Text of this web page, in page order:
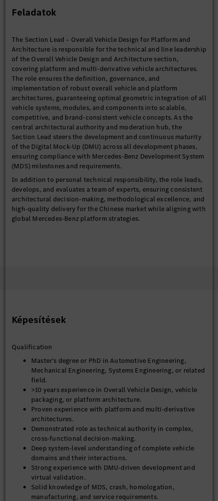
Feladatok
The Section Lead – Overall Vehicle Design for Platform and
Architecture is responsible for the technical and line leadership
of the Overall Vehicle Design and Architecture section,
covering platform and multi-derivative vehicle architectures.
The role ensures the definition, governance, and
implementation of robust overall vehicle and platform
architectures, guaranteeing optimal geometric integration of all
vehicle systems, modules, and components into scalable,
competitive, and brand-consistent vehicle concepts. As the
central architectural authority and moderation hub, the
Section Lead steers the development and continuous maturity
of the Digital Mock-Up (DMU) across all development phases,
ensuring compliance with Mercedes-Benz Development System
(MDS) milestones and requirements.
In addition to personal technical responsibility, the role leads,
develops, and evaluates a team of experts, ensuring consistent
architectural decision-making, methodological excellence, and
high-quality delivery for the Chinese market while aligning with
global Mercedes-Benz platform strategies.
Képesítések
Qualification
Master’s degree or PhD in Automotive Engineering,
Mechanical Engineering, Systems Engineering, or related
field.
>10 years experience in Overall Vehicle Design, vehicle
packaging, or platform architecture.
Proven experience with platform and multi-derivative
architectures.
Demonstrated role as technical authority in complex,
cross-functional decision-making.
Deep system-level understanding of complete vehicle
domains and their interactions.
Strong experience with DMU-driven development and
virtual validation.
Solid knowledge of MDS, crash, homologation,
manufacturing, and service requirements.